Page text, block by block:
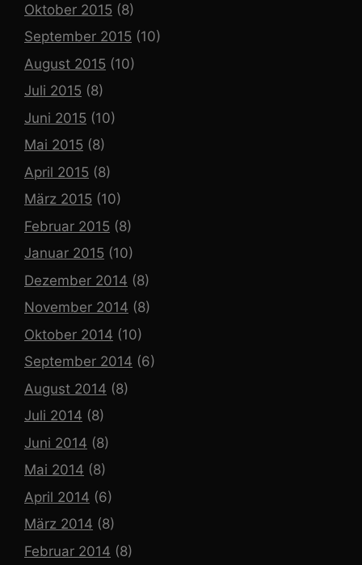
Oktober 2015 (8)
September 2015 (10)
August 2015 (10)
Juli 2015 (8)
Juni 2015 (10)
Mai 2015 (8)
April 2015 (8)
März 2015 (10)
Februar 2015 (8)
Januar 2015 (10)
Dezember 2014 (8)
November 2014 (8)
Oktober 2014 (10)
September 2014 (6)
August 2014 (8)
Juli 2014 (8)
Juni 2014 (8)
Mai 2014 (8)
April 2014 (6)
März 2014 (8)
Februar 2014 (8)